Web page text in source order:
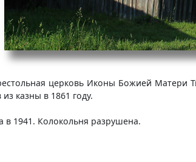
церковь Иконы Божией Матери
из казны в 1861 году.
в 1941. Колокольня разрушена.